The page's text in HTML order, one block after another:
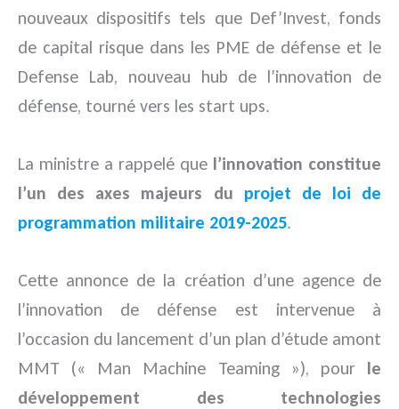
nouveaux dispositifs tels que Def’Invest, fonds
de capital risque dans les PME de défense et le
Defense Lab, nouveau hub de l’innovation de
défense, tourné vers les start ups.
La ministre a rappelé que l’innovation constitue
l’un des axes majeurs du projet de loi de
programmation militaire 2019-2025.
Cette annonce de la création d’une agence de
l’innovation de défense est intervenue à
l’occasion du lancement d’un plan d’étude amont
MMT (« Man Machine Teaming »), pour le
développement des technologies